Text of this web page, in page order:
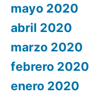
mayo 2020
abril 2020
marzo 2020
febrero 2020
enero 2020